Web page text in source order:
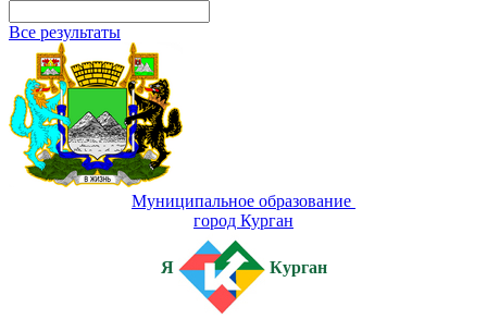
Все результаты
Муниципальное образование
город Курган
Я Курган